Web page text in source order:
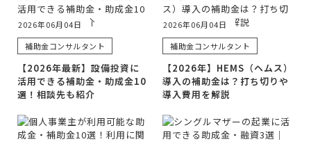
2026年06月04日
補助金コンサルタント
【2026年最新】設備投資に
活用できる補助金・助成金10
選！相談先も紹介
2026年06月04日
補助金コンサルタント
【2026年】HEMS（ヘムス）
導入の補助金は？打ち切りや
導入費用を解説